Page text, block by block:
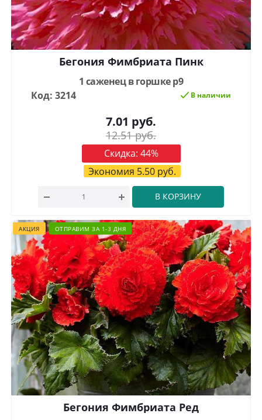
Бегония Фимбриата Пинк
1 саженец в горшке р9
Код: 3214
В наличии
7.01 руб.
12.51руб.
Скидка: 44%
Экономия 5.50руб.
В КОРЗИНУ
АКЦИЯ ОТПРАВИМ ЗА 1-3 ДНЯ
Бегония Фимбриата Ред